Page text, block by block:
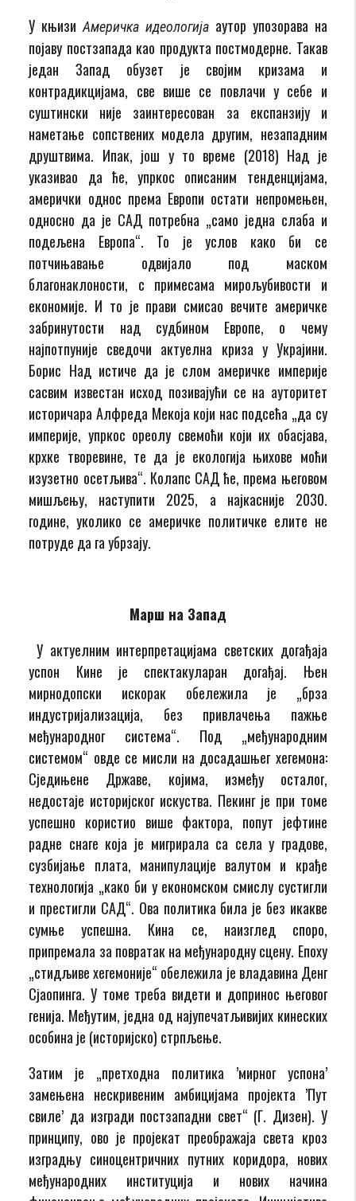
У књизиАмеричка идеологија аутор упозорава на
појаву постзапада као продукта постмодерне. Такав
један Запад обузет је својим кризама и
контрадикцијама, све више се повлачи у себе и
суштински није заинтересован за експанзију и
наметање сопствених модела другим, незападним
друштвима. Ипак, још у то време (2018) Над је
указивао да ће, упркос описаним тенденцијама,
амерички однос према Европи остати непромењен,
односно да је САД потребна „само једна слаба и
подељена Европа“. То је услов како би се
потчињавање одвијало под маском
благонаклоности, с примесама мирољубивости и
економије. И то је прави смисао вечите америчке
забринутости над судбином Европе, о чему
најпотпуније сведочи актуелна криза у Украјини.
Борис Над истиче да је слом америчке империје
сасвим известан исход позивајући се на ауторитет
историчара Алфреда Мекоја који нас подсећа „да су
империје, упркос ореолу свемоћи који их обасјава,
крхке творевине, те да је екологија њихове моћи
изузетно осетљива“. Колапс САД ће, према његовом
мишљењу, наступити 2025, а најкасније 2030.
године, уколико се америчке политичке елите не
потруде да га убрзају.
Марш на Запад
У актуелним интерпретацијама светских догађаја
успон Кине је спектакуларан догађај. Њен
мирнодопски искорак обележила је „брза
индустријализација, без привлачења пажње
међународног система“. Под „међународним
системом“ овде се мисли на досадашњег хегемона:
Сједињене Државе, којима, између осталог,
недостаје историјског искуства. Пекинг је при томе
успешно користио више фактора, попут јефтине
радне снаге која је мигрирала са села у градове,
сузбијање плата, манипулације валутом и крађе
технологија „како би у економском смислу сустигли
и престигли САД“. Ова политика била је без икакве
сумње успешна. Кина се, наизглед споро,
припремала за повратак на међународну сцену. Епоху
„стидљиве хегемоније“ обележила је владавина Денг
Сјаопинга. У томе треба видети и допринос његовог
генија. Међутим, једна од најупечатљивијих кинеских
особина је (историјско) стрпљење.
Затим је „претходна политика ’мирног успона’
замењена нескривеним амбицијама пројекта ’Пут
свиле’ да изгради постзападни свет“ (Г. Дизен). У
принципу, ово је пројекат преображаја света кроз
изградњу синоцентричних путних коридора, нових
међународних институција и нових начина